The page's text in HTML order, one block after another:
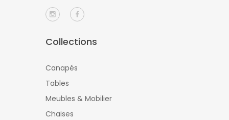
Collections
Canapés
Tables
Meubles & Mobilier
Chaises